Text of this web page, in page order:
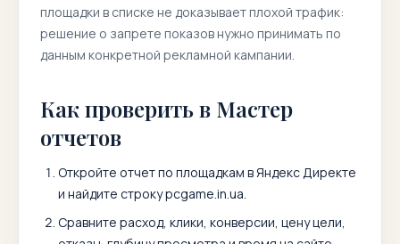
площадки в списке не доказывает плохой трафик:
решение о запрете показов нужно принимать по
данным конкретной рекламной кампании.
Как проверить в Мастер
отчетов
Откройте отчет по площадкам в Яндекс Директе
и найдите строкуpcgame.in.ua.
Сравните расход, клики, конверсии, цену цели,